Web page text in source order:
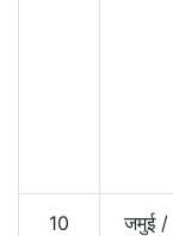
10 जमुई/